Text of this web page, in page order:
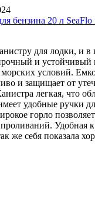
бензина 20 л SeaFlo
для лодки, и в
и устойчивый
условий.
и защищает от
легкая, что
удобные ручки
горло позволяет
проливаний. Удобная
же себя показала